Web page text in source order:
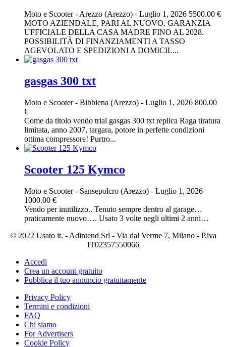
Moto e Scooter- Arezzo (Arezzo) - Luglio 1, 2026 5500.00 €
MOTO AZIENDALE, PARI AL NUOVO. GARANZIA
UFFICIALE DELLA CASA MADRE FINO AL 2028.
POSSIBILITÀ DI FINANZIAMENTI A TASSO
AGEVOLATO E SPEDIZIONI A DOMICIL...
gasgas 300 txt
Moto e Scooter- Bibbiena (Arezzo) - Luglio 1, 2026 800.00
€
Come da titolo vendo trial gasgas 300 txt replica Raga tiratura
limitata, anno 2007, targara, potore in perfette condizioni
ottima compressore! Purtro...
Scooter 125 Kymco
Moto e Scooter- Sansepolcro (Arezzo) - Luglio 1, 2026
1000.00 €
Vendo per inutilizzo.. Tenuto sempre dentro al garage…
praticamente nuovo…. Usato 3 volte negli ultimi 2 anni…
© 2022 Usato it. - Adintend Srl - Via dal Verme 7, Milano - P.iva
IT02357550066
Accedi
Crea un account gratuito
Pubblica il tuo annuncio gratuitamente
Privacy Policy
Termini e condizioni
FAQ
Chi siamo
For Advertisers
Cookie Policy